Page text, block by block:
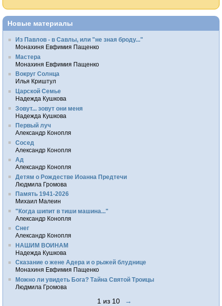
Новые материалы
Из Павлов - в Савлы, или "не зная броду..."
Монахиня Евфимия Пащенко
Мастера
Монахиня Евфимия Пащенко
Вокруг Солнца
Илья Криштул
Царской Семье
Надежда Кушкова
Зовут... зовут они меня
Надежда Кушкова
Первый луч
Александр Конопля
Сосед
Александр Конопля
Ад
Александр Конопля
Детям о Рождестве Иоанна Предтечи
Людмила Громова
Память 1941-2026
Михаил Малеин
"Когда шипит в тиши машина..."
Александр Конопля
Снег
Александр Конопля
НАШИМ ВОИНАМ
Надежда Кушкова
Сказание о жене Адера и о рыжей блуднице
Монахиня Евфимия Пащенко
Можно ли увидеть Бога? Тайна Святой Троицы
Людмила Громова
1 из 10 →